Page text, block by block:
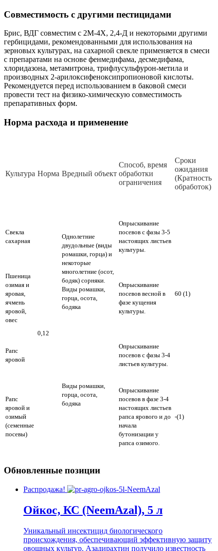
Совместимость с другими пестицидами
Брис, ВДГ совместим с 2М-4Х, 2,4-Д и некоторыми другими
гербицидами, рекомендованными для использования на
зерновых культурах, на сахарной свекле применяется в смеси
с препаратами на основе фенмедифама, десмедифама,
хлоридазона, метамитрона, трифлусульфурон-метила и
производных 2-арилоксифеноксипропионовой кислоты.
Рекомендуется перед использованием в баковой смеси
провести тест на физико-химическую совместимость
препаративных форм.
Норма расхода и применение
Культура Норма Вредный объект
Способ, время
обработки
ограничения
Сроки
ожидания
(Кратность
обработок)
Свекла
сахарная
0,12
Однолетние
двудольные (виды
ромашки, горца) и
некоторые
многолетние (осот,
бодяк) сорняки.
Виды ромашки,
горца, осота,
бодяка
Опрыскивание
посевов с фазы 3-5
настоящих листьев
культуры.
60 (1)
Пшеница
озимая и
яровая,
ячмень
яровой,
овес
Опрыскивание
посевов весной в
фазе кущения
культуры.
Рапс
яровой
Виды ромашки,
горца, осота,
бодяка
Опрыскивание
посевов с фазы 3-4
листьев культуры.
Рапс
яровой и
озимый
(семенные
посевы)
Опрыскивание
посевов в фазе 3-4
настоящих листьев
рапса ярового и до
начала
бутонизации у
рапса озимого.
-(1)
Обновленные позиции
Распродажа!
Ойкос, КС (NeemAzal), 5 л
Уникальный инсектицид биологического
происхождения, обеспечивающий эффективную защиту
овощных культур. Азадирахтин получило известность